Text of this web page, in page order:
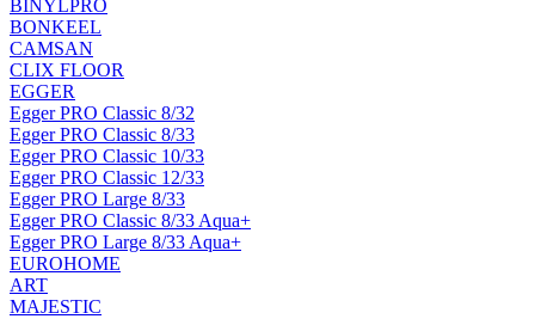
BINYLPRO
BONKEEL
CAMSAN
CLIX FLOOR
EGGER
Egger PRO Classic 8/32
Egger PRO Classic 8/33
Egger PRO Classic 10/33
Egger PRO Classic 12/33
Egger PRO Large 8/33
Egger PRO Classic 8/33 Aqua+
Egger PRO Large 8/33 Aqua+
EUROHOME
ART
MAJESTIC